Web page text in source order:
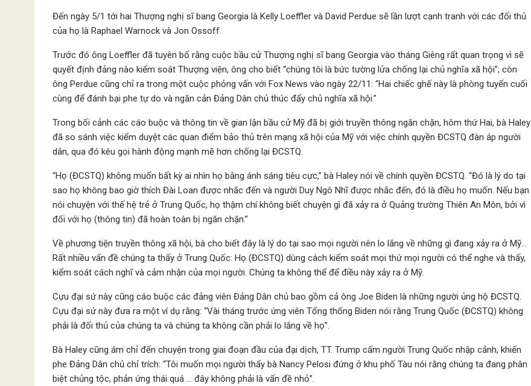
Đến ngày 5/1 tới hai Thượng nghị sĩ bang Georgia là Kelly Loeffler và David Perdue sẽ lần lượt cạnh tranh với các đối thủ
của họ là Raphael Warnock và Jon Ossoff.
Trước đó ông Loeffler đã tuyên bố rằng cuộc bầu cử Thượng nghị sĩ bang Georgia vào tháng Giêng rất quan trọng vì sẽ
quyết định đảng nào kiểm soát Thượng viện, ông cho biết “chúng tôi là bức tường lửa chống lại chủ nghĩa xã hội”; còn
ông Perdue cũng chỉ ra trong một cuộc phỏng vấn với Fox News vào ngày 22/11: “Hai chiếc ghế này là phòng tuyến cuối
cùng để đánh bại phe tự do và ngăn cản Đảng Dân chủ thúc đẩy chủ nghĩa xã hội.”
Trong bối cảnh các cáo buộc và thông tin về gian lận bầu cử Mỹ đã bị giới truyền thông ngăn chặn, hôm thứ Hai, bà Haley
đã so sánh việc kiểm duyệt các quan điểm bảo thủ trên mạng xã hội của Mỹ với việc chính quyền ĐCSTQ đàn áp người
dân, qua đó kêu gọi hành động mạnh mẽ hơn chống lại ĐCSTQ.
“Họ (ĐCSTQ) không muốn bất kỳ ai nhìn họ bằng ánh sáng tiêu cực,” bà Haley nói về chính quyền ĐCSTQ. “Đó là lý do tại
sao họ không bao giờ thích Đài Loan được nhắc đến và người Duy Ngô Nhĩ được nhắc đến, đó là điều họ muốn. Nếu bạn
nói chuyện với thế hệ trẻ ở Trung Quốc, họ thậm chí không biết chuyện gì đã xảy ra ở Quảng trường Thiên An Môn, bởi vì
đối với họ (thông tin) đã hoàn toàn bị ngăn chặn.”
Về phương tiện truyền thông xã hội, bà cho biết đây là lý do tại sao mọi người nên lo lắng về những gì đang xảy ra ở Mỹ…
Rất nhiều vấn đề chúng ta thấy ở Trung Quốc: Họ (ĐCSTQ) dùng cách kiểm soát mọi thứ mọi người có thể nghe và thấy,
kiểm soát cách nghĩ và cảm nhận của mọi người. Chúng ta không thể để điều này xảy ra ở Mỹ.
Cựu đại sứ này cũng cáo buộc các đảng viên Đảng Dân chủ bao gồm cả ông Joe Biden là những người ủng hộ ĐCSTQ.
Cựu đại sứ này đưa ra một ví dụ rằng: “Vài tháng trước ứng viên Tổng thống Biden nói rằng Trung Quốc (ĐCSTQ) không
phải là đối thủ của chúng ta và chúng ta không cần phải lo lắng về họ”.
Bà Haley cũng ám chỉ đến chuyện trong giai đoạn đầu của đại dịch, TT. Trump cấm người Trung Quốc nhập cảnh, khiến
phe Đảng Dân chủ chỉ trích: “Tôi muốn mọi người thấy bà Nancy Pelosi đứng ở khu phố Tàu nói rằng chúng ta đang phân
biệt chủng tộc, phản ứng thái quá … đây không phải là vấn đề nhỏ”.